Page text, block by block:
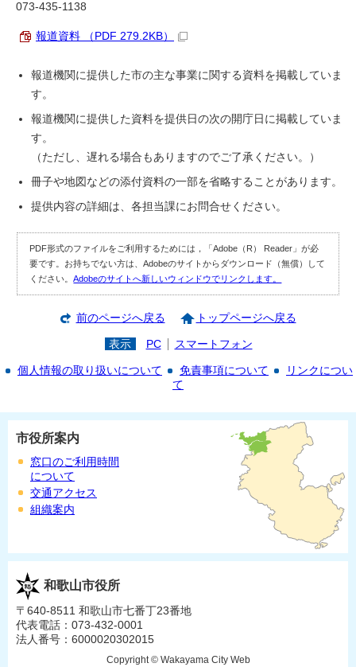
073-435-1138
報道資料 （PDF 279.2KB）
報道機関に提供した市の主な事業に関する資料を掲載していま
す。
報道機関に提供した資料を提供日の次の開庁日に掲載していま
す。
（ただし、遅れる場合もありますのでご了承ください。）
冊子や地図などの添付資料の一部を省略することがあります。
提供内容の詳細は、各担当課にお問合せください。
PDF形式のファイルをご利用するためには，「Adobe（R） Reader」が必
要です。お持ちでない方は、Adobeのサイトからダウンロード（無償）して
ください。Adobeのサイトへ新しいウィンドウでリンクします。
前のページへ戻る トップページへ戻る
表示 PC スマートフォン
個人情報の取り扱いについて 免責事項について
リンクについ
て
市役所案内
窓口のご利用時間
について
交通アクセス
組織案内
和歌山市役所
〒640-8511 和歌山市七番丁23番地
代表電話：073-432-0001
法人番号：6000020302015
Copyright © Wakayama City Web